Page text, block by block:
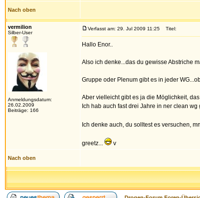
Nach oben
vermilion
Silber-User
Anmeldungsdatum:
26.02.2009
Beiträge: 166
Verfasst am: 29. Jul 2009 11:25 Titel:
Hallo Enor..
Also ich denke...das du gewisse Abstriche
Gruppe oder Plenum gibt es in jeder
Aber vielleicht gibt es ja die Möglichkeit,
Ich hab auch fast drei Jahre in ner clean
Ich denke auch, du solltest es versuchen,
greetz... v
Nach oben